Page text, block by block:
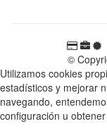
©
Utilizamos cookies
estadísticos y mejorar
navegando,
configuración u